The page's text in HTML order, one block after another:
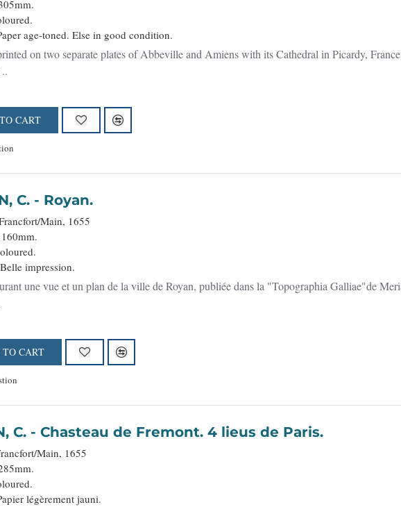
age-toned. Else in good condition.
on two separate plates of Abbeville and Amiens with its Cathedral in Picardy,
CART
MERIAN, C. - Royan.
Main, 1655
impression.
une vue et un plan de la ville de Royan, publiée dans la "Topographia Galliae"de
CART
MERIAN, C. - Chasteau de Fremont. 4 lieus de Paris.
Main, 1655
légèrement jauni.